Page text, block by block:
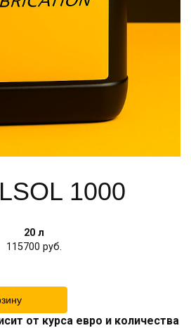
1000
20 л
115700
от курса евро и количества